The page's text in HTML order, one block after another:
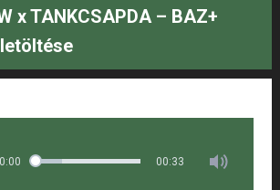
x TANKCSAPDA – BAZ+
00:33